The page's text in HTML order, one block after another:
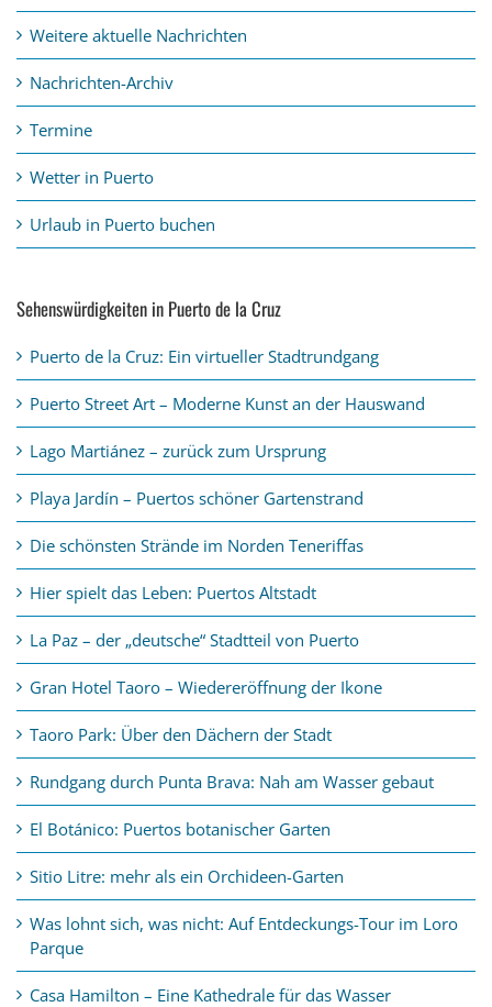
Weitere aktuelle Nachrichten
Nachrichten-Archiv
Termine
Wetter in Puerto
Urlaub in Puerto buchen
Sehenswürdigkeiten in Puerto de la Cruz
Puerto de la Cruz: Ein virtueller Stadtrundgang
Puerto Street Art – Moderne Kunst an der Hauswand
Lago Martiánez – zurück zum Ursprung
Playa Jardín – Puertos schöner Gartenstrand
Die schönsten Strände im Norden Teneriffas
Hier spielt das Leben: Puertos Altstadt
La Paz – der „deutsche“ Stadtteil von Puerto
Gran Hotel Taoro – Wiedereröffnung der Ikone
Taoro Park: Über den Dächern der Stadt
Rundgang durch Punta Brava: Nah am Wasser gebaut
El Botánico: Puertos botanischer Garten
Sitio Litre: mehr als ein Orchideen-Garten
Was lohnt sich, was nicht: Auf Entdeckungs-Tour im Loro
Parque
Casa Hamilton – Eine Kathedrale für das Wasser